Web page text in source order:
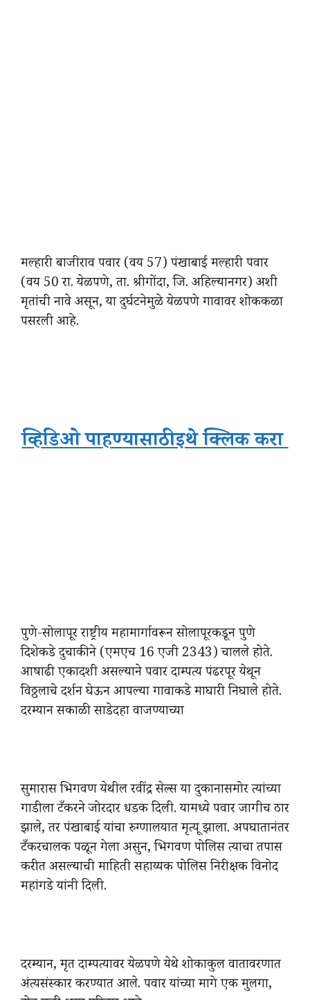
मल्हारी बाजीराव पवार (वय 57) पंखाबाई मल्हारी पवार
(वय 50 रा. येळपणे, ता. श्रीगोंदा, जि. अहिल्यानगर) अशी
मृतांची नावे असून, या दुर्घटनेमुळे येळपणे गावावर शोककळा
पसरली आहे.
व्हिडिओ पाहण्यासाठी इथे क्लिक करा
पुणे-सोलापूर राष्ट्रीय महामार्गावरून सोलापूरकडून पुणे
दिशेकडे दुचाकीने (एमएच 16 एजी 2343) चालले होते.
आषाढी एकादशी असल्याने पवार दाम्पत्य पंढरपूर येथून
विठ्ठलाचे दर्शन घेऊन आपल्या गावाकडे माघारी निघाले होते.
दरम्यान सकाळी साडेदहा वाजण्याच्या
सुमारास भिगवण येथील रवींद्र सेल्स या दुकानासमोर त्यांच्या
गाडीला टँकरने जोरदार धडक दिली. यामध्ये पवार जागीच ठार
झाले, तर पंखाबाई यांचा रुग्णालयात मृत्यू झाला. अपघातानंतर
टँकरचालक पळून गेला असुन, भिगवण पोलिस त्याचा तपास
करीत असल्याची माहिती सहाय्यक पोलिस निरीक्षक विनोद
महांगडे यांनी दिली.
दरम्यान, मृत दाम्पत्यावर येळपणे येथे शोकाकुल वातावरणात
अंत्यसंस्कार करण्यात आले. पवार यांच्या मागे एक मुलगा,